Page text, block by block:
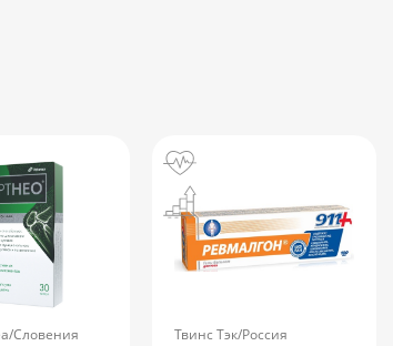
Словения Твинс Тэк/Россия